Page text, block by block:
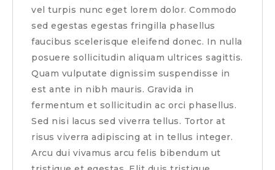
vel turpis nunc eget lorem dolor. Commodo
sed egestas egestas fringilla phasellus
faucibus scelerisque eleifend donec. In nulla
posuere sollicitudin aliquam ultrices sagittis.
Quam vulputate dignissim suspendisse in
est ante in nibh mauris. Gravida in
fermentum et sollicitudin ac orci phasellus.
Sed nisi lacus sed viverra tellus. Tortor at
risus viverra adipiscing at in tellus integer.
Arcu dui vivamus arcu felis bibendum ut